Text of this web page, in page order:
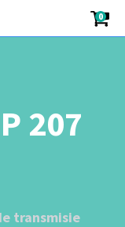
0
207
transmisie